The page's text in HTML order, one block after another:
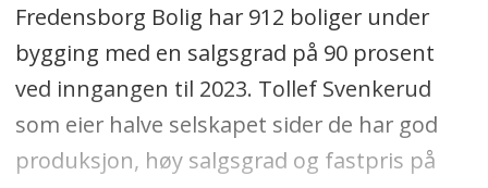
Fredensborg Bolig har 912 boliger under
bygging med en salgsgrad på 90 prosent
ved inngangen til 2023. Tollef Svenkerud
som eier halve selskapet sider de har god
produksjon, høy salgsgrad og fastpris på